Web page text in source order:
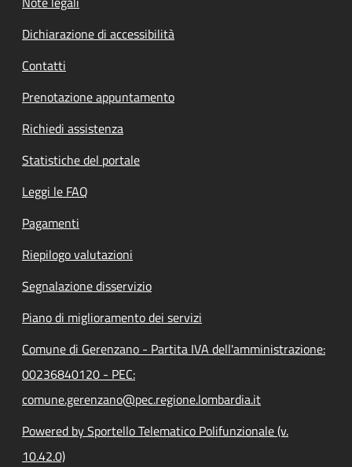
Dichiarazione di accessibilità
Contatti
Prenotazione appuntamento
Richiedi assistenza
Statistiche del portale
Leggi le FAQ
Pagamenti
Riepilogo valutazioni
Segnalazione disservizio
Piano di miglioramento dei servizi
Comune di Gerenzano - Partita IVA dell'amministrazione:
00236840120 - PEC:
comune.gerenzano@pec.regione.lombardia.it
Powered by Sportello Telematico Polifunzionale (v.
10.42.0)